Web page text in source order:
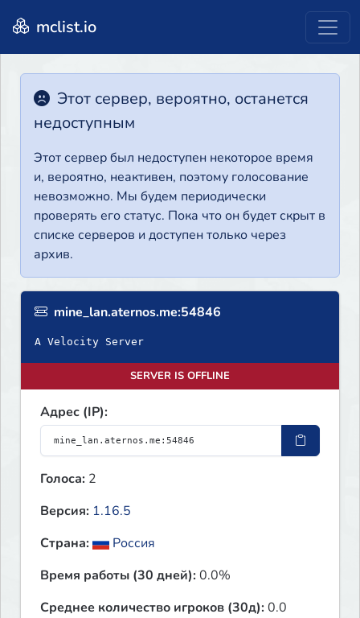
mclist.io
Этот сервер, вероятно, останется
недоступным
Этот сервер был недоступен некоторое время
и, вероятно, неактивен, поэтому голосование
невозможно. Мы будем периодически
проверять его статус. Пока что он будет скрыт в
списке серверов и доступен только через
архив.
mine_lan.aternos.me:54846
A Velocity Server
SERVER IS OFFLINE
Адрес (IP):
Голоса: 2
Версия: 1.16.5
Страна:
Россия
Время работы (30 дней):0.0%
Среднее количество игроков (30д):0.0